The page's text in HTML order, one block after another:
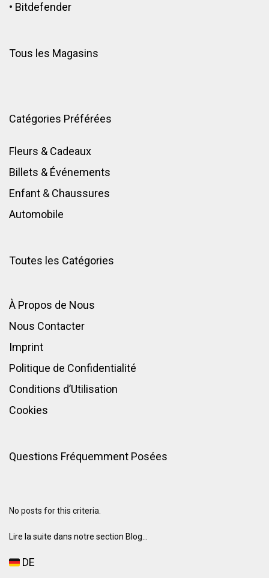
• Bitdefender
Tous les Magasins
Catégories Préférées
Fleurs & Cadeaux
Billets & Événements
Enfant & Chaussures
Automobile
Toutes les Catégories
À Propos de Nous
Nous Contacter
Imprint
Politique de Confidentialité
Conditions d’Utilisation
Cookies
Questions Fréquemment Posées
No posts for this criteria.
Lire la suite dans notre section Blog...
DE